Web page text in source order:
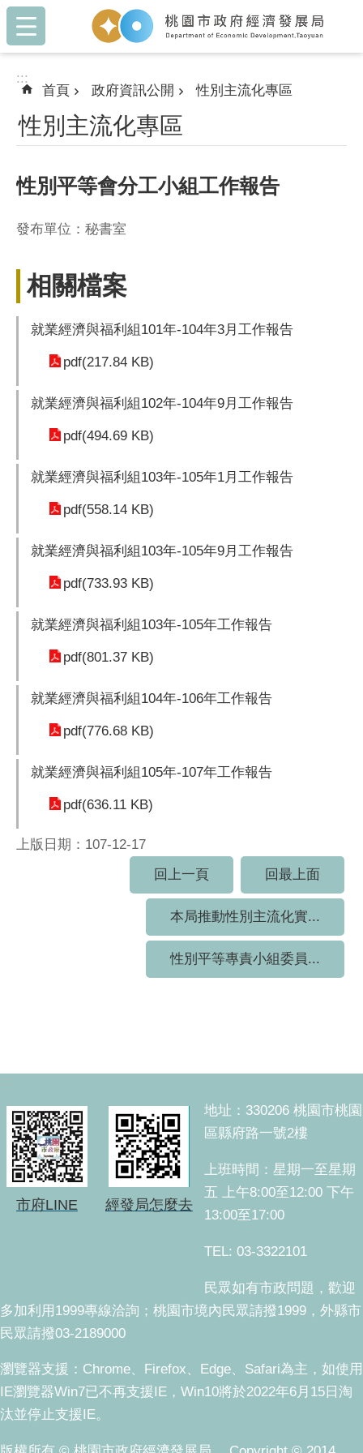
跳到主要內容區塊
:::
:::
首頁 政府資訊公開 性別主流化專區
性別主流化專區
性別平等會分工小組工作報告
發布單位：秘書室
相關檔案
就業經濟與福利組101年-104年3月工作報告
pdf(217.84 KB)
就業經濟與福利組102年-104年9月工作報告
pdf(494.69 KB)
就業經濟與福利組103年-105年1月工作報告
pdf(558.14 KB)
就業經濟與福利組103年-105年9月工作報告
pdf(733.93 KB)
就業經濟與福利組103年-105年工作報告
pdf(801.37 KB)
就業經濟與福利組104年-106年工作報告
pdf(776.68 KB)
就業經濟與福利組105年-107年工作報告
pdf(636.11 KB)
上版日期：107-12-17
回上一頁
回最上面
本局推動性別主流化實...
性別平等專責小組委員...
:::
市府LINE 經發局怎麼去
地址：330206 桃園市桃園
區縣府路一號2樓
上班時間：星期一至星期
五 上午8:00至12:00 下午
13:00至17:00
TEL: 03-3322101
民眾如有市政問題，歡迎
多加利用1999專線洽詢；桃園市境內民眾請撥1999，外縣市
民眾請撥03-2189000
瀏覽器支援：Chrome、Firefox、Edge、Safari為主，如使用
IE瀏覽器Win7已不再支援IE，Win10將於2022年6月15日淘
汰並停止支援IE。